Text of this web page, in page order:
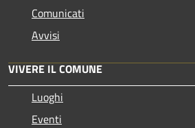
Comunicati
Avvisi
VIVERE IL COMUNE
Luoghi
Eventi